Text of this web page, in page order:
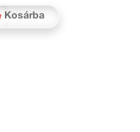
Kosárba